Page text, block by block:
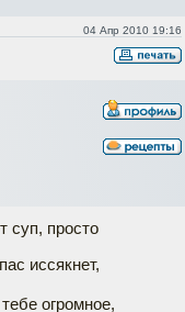
04 Апр 2010 19:16
суп, просто
иссякнет,
огромное,